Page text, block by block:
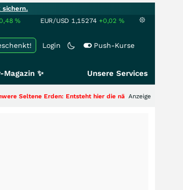
sichern.
% EUR/USD 1,15274 +0,02 %
Login Push-Kurse
Magazin ✨ Unsere Services
Erden: Entsteht hier die nächste Milliardenstory?+++
Anzeige